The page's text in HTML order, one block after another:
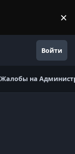
×
Войти
Жалобы на